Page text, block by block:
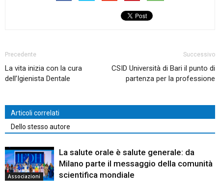
Precedente
La vita inizia con la cura
dell’Igienista Dentale
Successivo
CSID Università di Bari il punto di
partenza per la professione
Articoli correlati
Dello stesso autore
Associazioni
La salute orale è salute generale: da
Milano parte il messaggio della comunità
scientifica mondiale